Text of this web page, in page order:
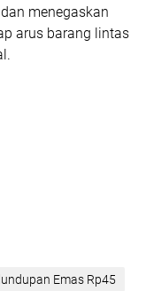
menegaskan
arus barang lintas
Emas Rp45